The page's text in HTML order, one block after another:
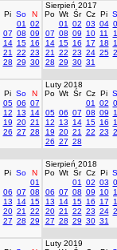
Pi So
N
01
02
07 08 09
14 15 16
21 22 23
28 29 30
Sierpień 2017
Po Wt Śr Cz Pi
01
02 03 04
07 08 09 10 11
14 15 16 17 18
21
22 23 24 25
28 29 30 31
Pi So
N
05 06 07
12 13
14
19 20 21
26 27 28
Luty 2018
Po Wt Śr Cz Pi
01
02
05 06 07 08 09
12
13 14 15 16
19 20 21 22 23
26 27 28
Pi So
N
01
06 07 08
13 14 15
20 21
22
27 28 29
Sierpień 2018
Po Wt Śr Cz Pi
01
02 03
06 07 08 09 10
13
14 15 16 17
20 21 22 23 24
27 28 29 30 31
Luty 2019